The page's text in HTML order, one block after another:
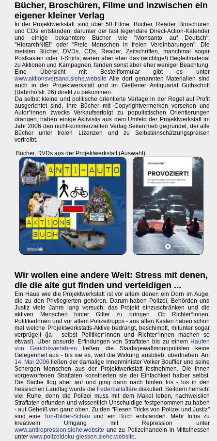
Bücher, Broschüren, Filme und inzwischen ein
eigener kleiner Verlag
In der Projektwerkstatt sind über 50 Filme, Bücher, Reader, Broschüren
und CDs entstanden, darunter der fast legendäre Direct-Action-Kalender
und einige bekanntere Bücher wie "Monsanto auf Deutsch",
"HierarchNIE!" oder "Freie Menschen in freien Vereinbarungen". Die
meisten Bücher, DVDs, CDs, Reader, Zeitschriften, manchmal sogar
Postkasten oder T-Shirts, waren aber eher das (wichtige!) Begleitmaterial
zu Aktionen und Kampagnen, fanden sonst aber eher weniger Beachtung.
Eine Übersicht mit Bestellformular gibt es unter
www.aktionsversand.siehe.website Alle dort genannten Materialien sind
auch in der Projektwerkstatt und im Gießener Antiquariat Guthschrift
(Bahnhofstr. 26) direkt zu bekommen.
Da selbst kleine und politische orientierte Verlage in der Regel auf Profit
ausgerichtet sind, ihre Bücher mit Copyrightvermerken versehen und
Autor*innen zwecks Verkaufserfolgt zu populistischen Orientierungen
drängen, haben einige Aktivistis aus dem Umfeld der Projektwerkstatt im
Jahr 2006 den nicht-kommerziellen Verlag SeitenHieb gegründet, der alle
Bücher unter freien Lizenzen und zu Selbsteinschätzungspreisen
vertreibt.
Bücher, DVDs aus der Projektwerkstatt (Auswahl):
Wir wollen eine andere Welt: Stress mit denen,
die die alte gut finden und verteidigen ...
Ein Haus wie die Projektwerkstatt ist vor allem denen ein Dorn im Auge,
die zu den Privilegierten gehören. Darum haben Polizei, Behörden und
Justiz viele Jahre lang versuch, das Projekt einzuschränken und die
aktiven Menschen hinter Gitter zu bringen. Ob Richter*innen,
PolitikerInnen und vor allem Polizeitrupps - aus allen Kasten haben schon
mal welche Projektwerkstatts-Aktive bedrängt, beschimpft, mitunter sogar
verprügelt (ja - selbst Politiker*innen und Richter*innen machen so
etwas!). Über absurde Erfindungen von Straftaten bis zu einem Haufen
von Gerichtsverfahren ließen die Staatsgewaltmonopolisten keine
Gelegenheit aus - bis sie es, weil die Wirkung ausblieb, übertrieben. Am
14. Mai 2006 ließen der damalige Innenminister Volker Bouffier und seine
Schergen Menschen aus der Projektwerkstatt festnehmen. Die ihnen
vorgeworfenen Straftaten konstrierten sie der Einfachkeit halber selbst.
Die Sache flog aber auf und ging dann nach hinten los - bis in den
hessischen Landtag wurde die Federballaffäre diskutiert. Seitdem herrscht
viel Ruhe, denn die Polizei muss mit dem Makel leben, nachweislich
Straftaten erfunden und wissentlich Unschuldige festgenommen zu haben
- auf Geheiß von ganz oben. Zu den "Fiesen Tricks von Polizei und Justiz"
sind eineTon-Bilder-Schau und ein Buch entstanden. Mehr Infos zu
kreativem Umgang mit Repression unter
www.antirepression.siehe.website und zu Polizeihandeln in Mittelhessen
unter www.polizeidoku-giessen.siehe.website.